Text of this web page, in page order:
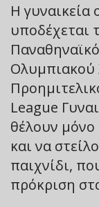
H
υποδέχεται
Ολυμπιακού
League
θέλουν μόνο
και να
παιχνίδι,
πρόκριση